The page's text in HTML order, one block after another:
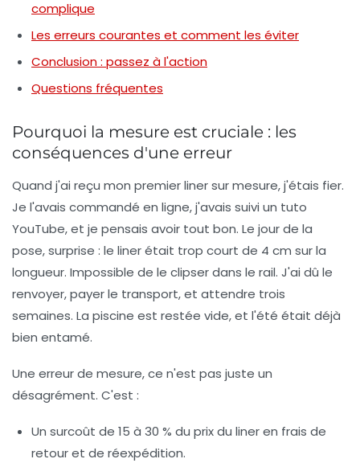
complique
Les erreurs courantes et comment les éviter
Conclusion : passez à l'action
Questions fréquentes
Pourquoi la mesure est cruciale : les
conséquences d'une erreur
Quand j'ai reçu mon premier liner sur mesure, j'étais fier.
Je l'avais commandé en ligne, j'avais suivi un tuto
YouTube, et je pensais avoir tout bon. Le jour de la
pose, surprise : le liner était trop court de 4 cm sur la
longueur. Impossible de le clipser dans le rail. J'ai dû le
renvoyer, payer le transport, et attendre trois
semaines. La piscine est restée vide, et l'été était déjà
bien entamé.
Une erreur de mesure, ce n'est pas juste un
désagrément. C'est :
Un surcoût de 15 à 30 % du prix du liner en frais de
retour et de réexpédition.